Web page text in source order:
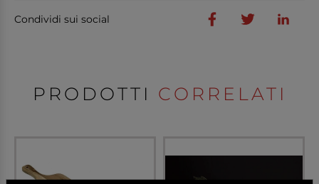
Condividi sui social
PRODOTTI CORRELATI